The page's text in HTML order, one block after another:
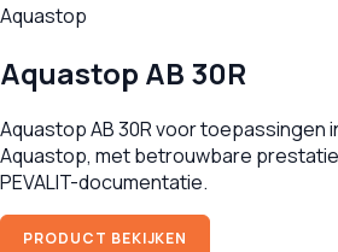
Aquastop
Aquastop AB 30R
Aquastop AB 30R voor toepassingen
Aquastop, met betrouwbare
PEVALIT-documentatie.
PRODUCT BEKIJKEN